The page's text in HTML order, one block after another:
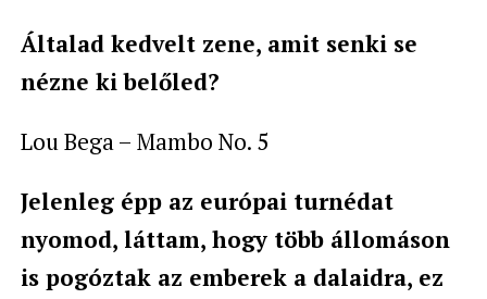
Általad kedvelt zene, amit senki se
nézne ki belőled?
Lou Bega – Mambo No. 5
Jelenleg épp az európai turnédat
nyomod, láttam, hogy több állomáson
is pogóztak az emberek a dalaidra, ez